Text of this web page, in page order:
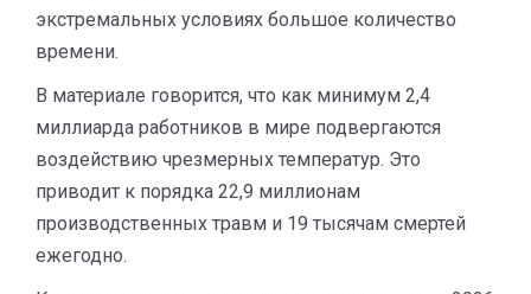
экстремальных условиях большое количество
времени.
В материале говорится, что как минимум 2,4
миллиарда работников в мире подвергаются
воздействию чрезмерных температур. Это
приводит к порядка 22,9 миллионам
производственных травм и 19 тысячам смертей
ежегодно.